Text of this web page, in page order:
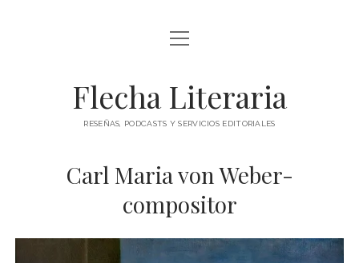
ÍNDICE DE ENTRADAS
menú
TODAS LAS ENTRADAS
ARTÍCULOS DE OPINIÓN
AUTORES
PODCAST
CONTACTO
abrir
menú
Flecha Literaria
RESEÑAS, PODCASTS Y SERVICIOS EDITORIALES
Carl Maria von Weber-
compositor